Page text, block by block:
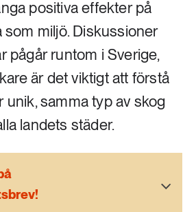
positiva effekter på
som miljö. Diskussioner
pågår runtom i Sverige,
är det viktigt att förstå
unik, samma typ av skog
landets städer.